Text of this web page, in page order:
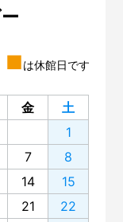
■は休館日です
金
土
1
7
8
14
15
21
22